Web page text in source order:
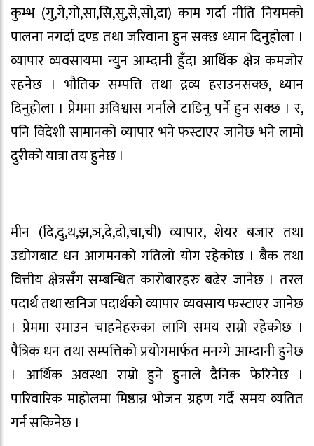
कुम्भ (गु,गे,गो,सा,सि,सु,से,सो,दा) काम गर्दा नीति नियमको
पालना नगर्दा दण्ड तथा जरिवाना हुन सक्छ ध्यान दिनुहोला ।
व्यापार व्यवसायमा न्युन आम्दानी हुँदा आर्थिक क्षेत्र कमजोर
रहनेछ । भौतिक सम्पत्ति तथा द्रव्य हराउनसक्छ, ध्यान
दिनुहोला । प्रेममा अविश्वास गर्नाले टाडिनु पर्ने हुन सक्छ । र,
पनि विदेशी सामानको व्यापार भने फस्टाएर जानेछ भने लामो
दुरीको यात्रा तय हुनेछ ।
मीन (दि,दु,थ,झ,ञ,दे,दो,चा,ची) व्यापार, शेयर बजार तथा
उद्योगबाट धन आगमनको गतिलो योग रहेकोछ । बैक तथा
वित्तीय क्षेत्रसँग सम्बन्धित कारोबारहरु बढेर जानेछ । तरल
पदार्थ तथा खनिज पदार्थको व्यापार व्यवसाय फस्टाएर जानेछ
। प्रेममा रमाउन चाहनेहरुका लागि समय राम्रो रहेकोछ ।
पैत्रिक धन तथा सम्पत्तिको प्रयोगमार्फत मनग्गे आम्दानी हुनेछ
। आर्थिक अवस्था राम्रो हुने हुनाले दैनिक फेरिनेछ ।
पारिवारिक माहोलमा मिष्ठान्न भोजन ग्रहण गर्दै समय व्यतित
गर्न सकिनेछ ।